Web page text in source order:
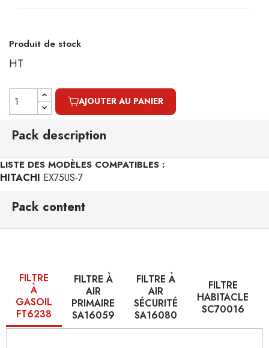
Produit de stock
HT
AJOUTER AU PANIER
Pack description
LISTE DES MODÈLES COMPATIBLES :
HITACHI EX75US-7
Pack content
FILTRE
À
GASOIL
FT6238
FILTRE À
AIR
PRIMAIRE
SA16059
FILTRE À
AIR
SÉCURITÉ
SA16080
FILTRE
HABITACLE
SC70016